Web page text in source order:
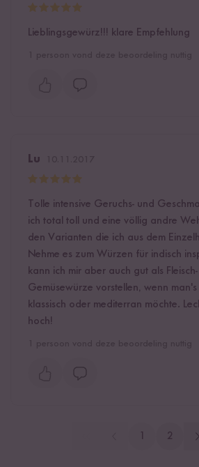
Lieblingsgewürz!!! klare Empfehlung
Lu
Tolle intensive Geruchs- und
ich total toll und eine völlig andre
den Varianten die ich aus dem
Nehme es zum Würzen für indisch
kann ich mir aber auch gut als
Gemüsewürze vorstellen, wenn
klassisch oder mediterran möchte.
hoch!
2